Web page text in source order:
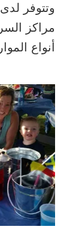
وتتوفر
مراكز
أنواع